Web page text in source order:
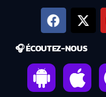
🎧 ÉCOUTEZ-NOUS